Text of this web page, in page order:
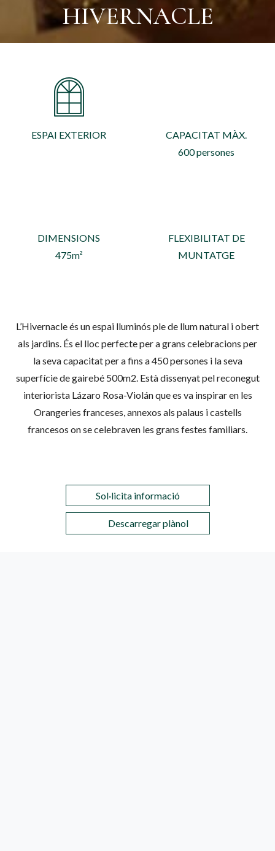
HIVERNACLE
ESPAI EXTERIOR
CAPACITAT MÀX.
600 persones
DIMENSIONS
475m²
FLEXIBILITAT DE
MUNTATGE
L’Hivernacle és un espai lluminós ple de llum natural i obert
als jardins. És el lloc perfecte per a grans celebracions per
la seva capacitat per a fins a 450 persones i la seva
superfície de gairebé 500m2. Està dissenyat pel reconegut
interiorista Lázaro Rosa-Violán que es va inspirar en les
Orangeries franceses, annexos als palaus i castells
francesos on se celebraven les grans festes familiars.
Sol·licita informació
Descarregar plànol